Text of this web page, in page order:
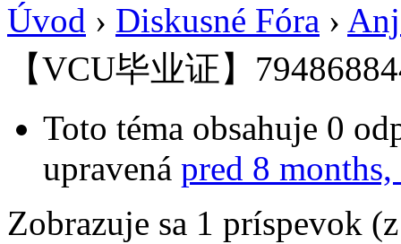
Úvod › Diskusné Fóra ›
【VCU毕业证】
Toto téma obsahuje 0
upravená pred 8 months,
Zobrazuje sa 1 príspevok